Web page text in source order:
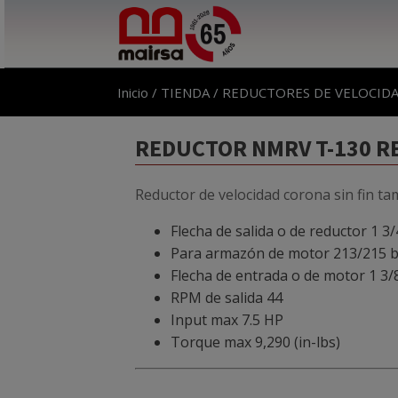
Inicio / TIENDA/ REDUCTORES DE
REDUCTOR NMRV T-130
Reductor de velocidad corona sin fin
Flecha de salida o de reductor 1 3/
Para armazón de motor 213/215
Flecha de entrada o de motor 1 3/
RPM de salida 44
Input max 7.5 HP
Torque max 9,290 (in-lbs)